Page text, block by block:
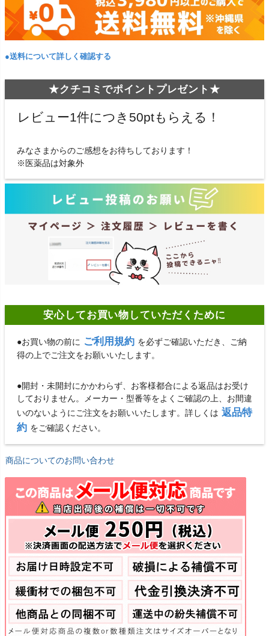
●送料について詳しく確認する
★クチコミでポイントプレゼント★
レビュー1件につき50ptもらえる！
みなさまからのご感想をお待ちしております！
※医薬品は対象外
安心してお買い物していただくために
●お買い物の前に ご利用規約 を必ずご確認いただき、ご納
得の上でご注文をお願いいたします。
●開封・未開封にかかわらず、お客様都合による返品はお受け
しておりません。メーカー・型番等をよくご確認の上、お間違
いのないようにご注文をお願いいたします。詳しくは 返品特
約 をご確認ください。
商品についてのお問い合わせ